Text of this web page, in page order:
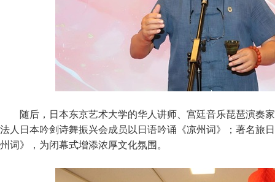
随后，日本东京艺术大学的华人讲师、宫廷音乐琵琶演奏
法人日本吟剑诗舞振兴会成员以日语吟诵《凉州词》；著名旅
州词》，为闭幕式增添浓厚文化氛围。